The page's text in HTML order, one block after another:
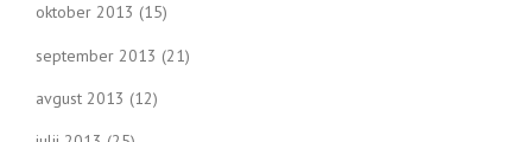
oktober 2013 (15)
september 2013 (21)
avgust 2013 (12)